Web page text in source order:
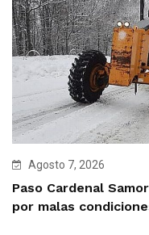
Agosto 7, 2026
Paso Cardenal
por malas